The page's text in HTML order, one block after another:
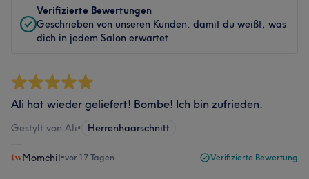
Verifizierte Bewertungen
Geschrieben von unseren Kunden, damit du weißt, was
dich in jedem Salon erwartet.
Ali hat wieder geliefert! Bombe! Ich bin zufrieden.
Gestylt von Ali• Herrenhaarschnitt
Momchil•vor 17 Tagen Verifizierte Bewertung